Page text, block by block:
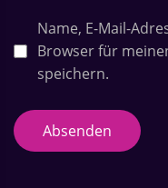
i
o
n
Name, E-Mail-
Browser für
speichern.
Absenden